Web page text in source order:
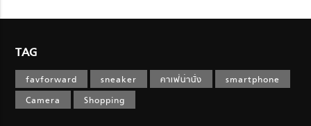
TAG
favforward sneaker คาเฟ่น่านั่ง
smartphone
Camera
Shopping